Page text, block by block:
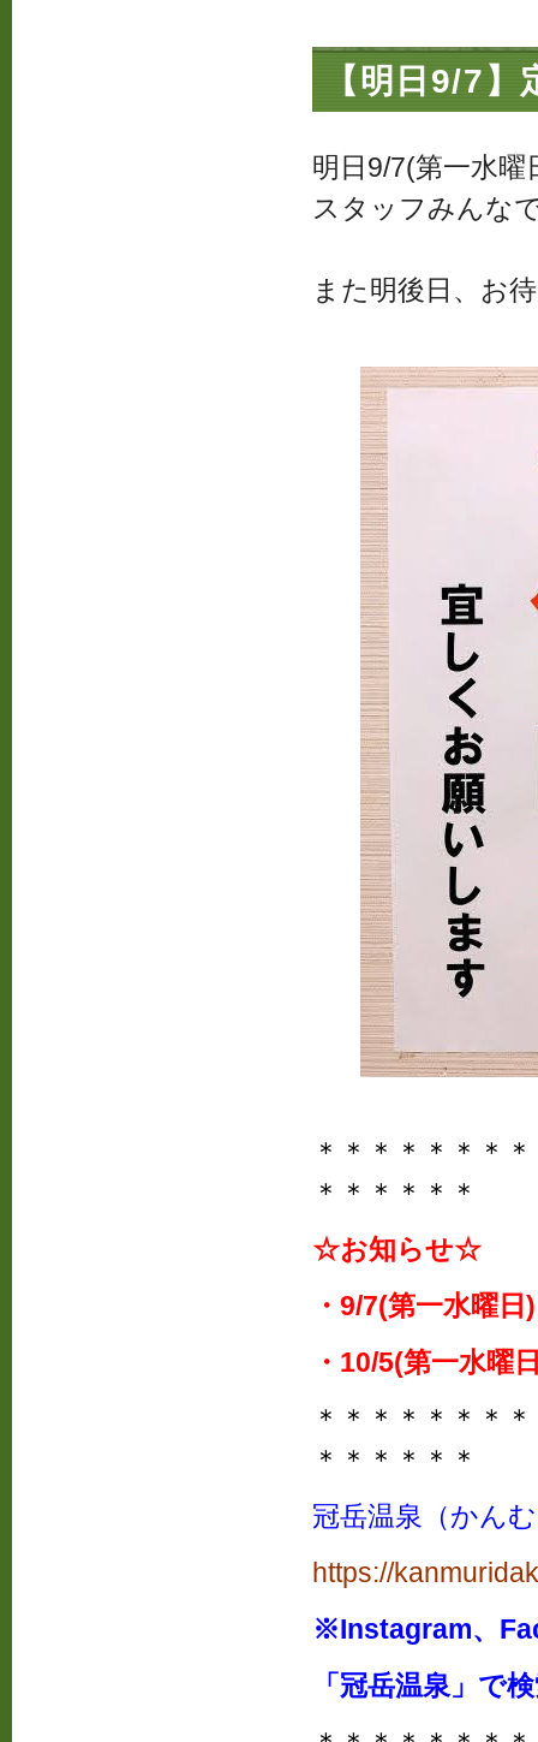
【明日9/7
明日9/7(第一水
スタッフみんな
また明後日、お
＊＊＊＊＊＊＊
＊＊＊＊＊＊
☆お知らせ☆
・9/7(第一水曜日
・10/5(第一水曜
＊＊＊＊＊＊＊
＊＊＊＊＊＊
冠岳温泉（かん
https://
※Instagram、
「冠岳温泉」で